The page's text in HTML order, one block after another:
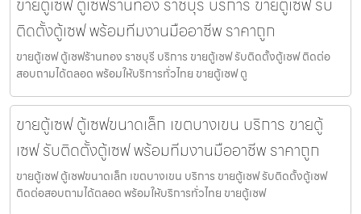
ขายตู้เซฟ ตู้เซฟร้านทอง ราชบุรี บริการ ขายตู้เซฟ รับ
ติดตั้งตู้เซฟ พร้อมทีมงานมืออาชีพ ราคาถูก
ขายตู้เซฟ ตู้เซฟร้านทอง ราชบุรี บริการ ขายตู้เซฟ รับติดตั้งตู้เซฟ ติดต่อ
สอบถามได้ตลอด พร้อมให้บริการทั่วไทย ขายตู้เซฟ ตู
ขายตู้เซฟ ตู้เซฟขนาดเล็ก เขตบางเขน บริการ ขายตู้
เซฟ รับติดตั้งตู้เซฟ พร้อมทีมงานมืออาชีพ ราคาถูก
ขายตู้เซฟ ตู้เซฟขนาดเล็ก เขตบางเขน บริการ ขายตู้เซฟ รับติดตั้งตู้เซฟ
ติดต่อสอบถามได้ตลอด พร้อมให้บริการทั่วไทย ขายตู้เซฟ